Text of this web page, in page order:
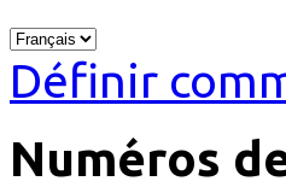
Définir
Numéros